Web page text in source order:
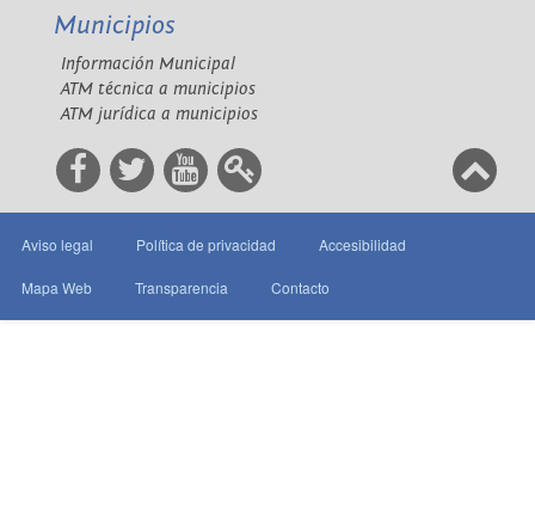
Municipios
Información Municipal
ATM técnica a municipios
ATM jurídica a municipios
Aviso legal Política de privacidad Accesibilidad
Mapa Web Transparencia Contacto